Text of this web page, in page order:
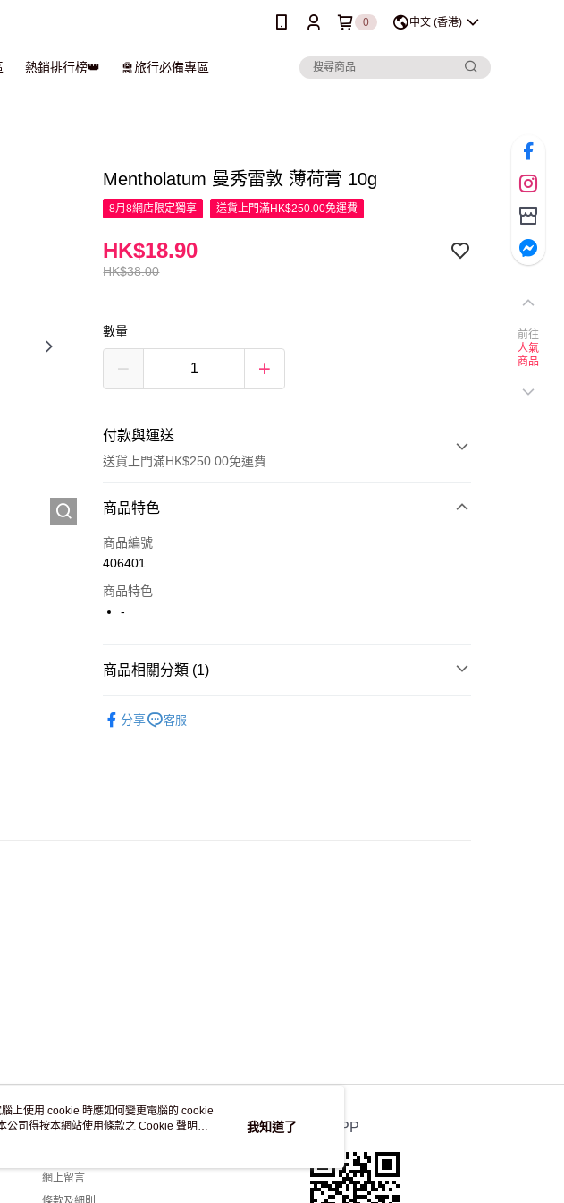
0 中文 (香港)
熱銷排行榜👑 🛅旅行必備專區
Mentholatum 曼秀雷敦 薄荷膏 10g
8月8網店限定獨享 送貨上門滿HK$250.00免運費
HK$38.00
HK$18.90
數量
付款與運送
送貨上門滿HK$250.00免運費
付款方式
信用卡
JD京東物流，訂單確認發貨後2-4個工作天送達
商品特色
商品編號
406401
商品特色
-
商品相關分類 (1)
分享
客服
客戶服務
網上留言
官方APP
前往
人氣
商品
上使用 cookie 時應如何變更電腦的 cookie
公司得按本網站使用條款之 Cookie 聲明使
我知道了